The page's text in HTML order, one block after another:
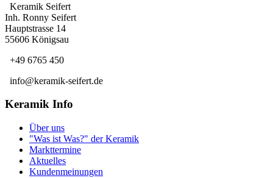
Keramik Seifert
Inh. Ronny Seifert
Hauptstrasse 14
55606 Königsau
+49 6765 450
info@keramik-seifert.de
Keramik Info
Über uns
"Was ist Was?" der Keramik
Markttermine
Aktuelles
Kundenmeinungen